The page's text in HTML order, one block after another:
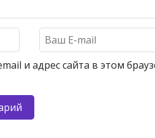
и адрес сайта в этом